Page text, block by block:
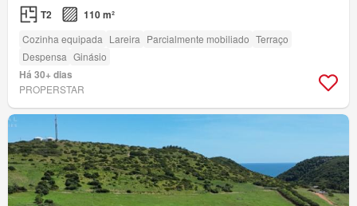
T2 110 m²
Cozinha equipada Lareira Parcialmente mobiliado Terraço
Despensa Ginásio
Há 30+ dias
PROPERSTAR